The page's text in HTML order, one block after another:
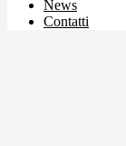
News
Contatti